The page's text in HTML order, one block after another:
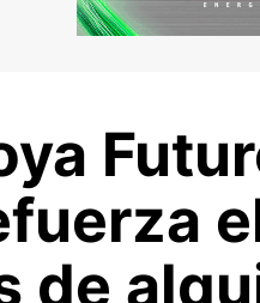
de